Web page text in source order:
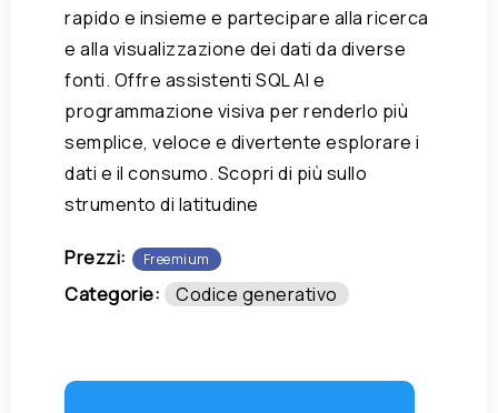
rapido e insieme e partecipare alla ricerca
e alla visualizzazione dei dati da diverse
fonti. Offre assistenti SQL AI e
programmazione visiva per renderlo più
semplice, veloce e divertente esplorare i
dati e il consumo. Scopri di più sullo
strumento di latitudine
Prezzi: Freemium
Categorie: Codice generativo